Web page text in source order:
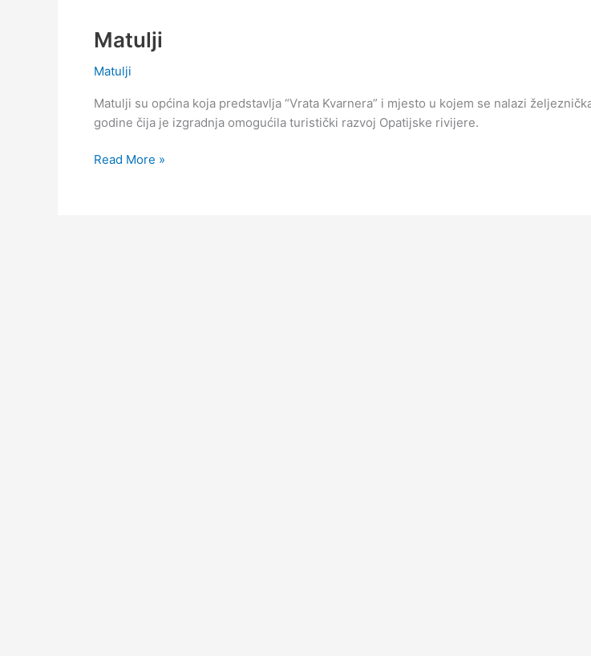
za
Matulje
Matulji
Matulji
Matulji su općina koja predstavlja “Vrata Kvarnera” i mjesto u kojem se nalazi
godine čija je izgradnja omogućila turistički razvoj Opatijske rivijere.
Matulji
Read More »